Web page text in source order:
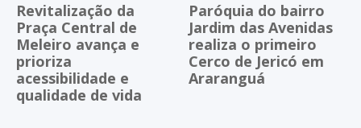
Revitalização da
Praça Central de
Meleiro avança e
prioriza
acessibilidade e
qualidade de vida
Paróquia do bairro
Jardim das Avenidas
realiza o primeiro
Cerco de Jericó em
Araranguá